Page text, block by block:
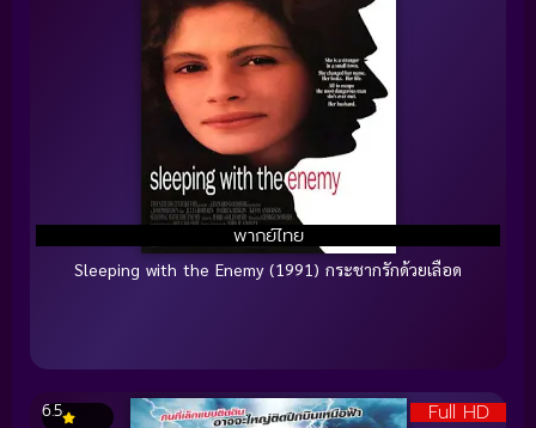
พากย์ไทย
Sleeping with the Enemy (1991) กระชากรักด้วยเลือด
Full HD
6.5